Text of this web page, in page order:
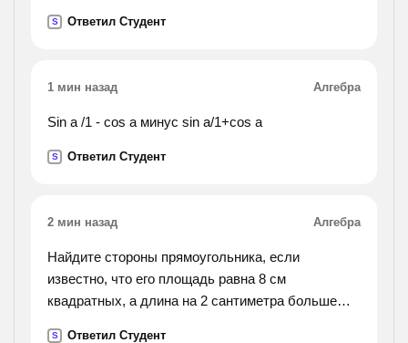
S Ответил Студент
1 мин назад Алгебра
Sin a /1 - cos a минус sin a/1+cos a
S Ответил Студент
2 мин назад Алгебра
Найдите стороны прямоугольника, если
известно, что его площадь равна 8 см
квадратных, а длина на 2 сантиметра больше
S Ответил Студент